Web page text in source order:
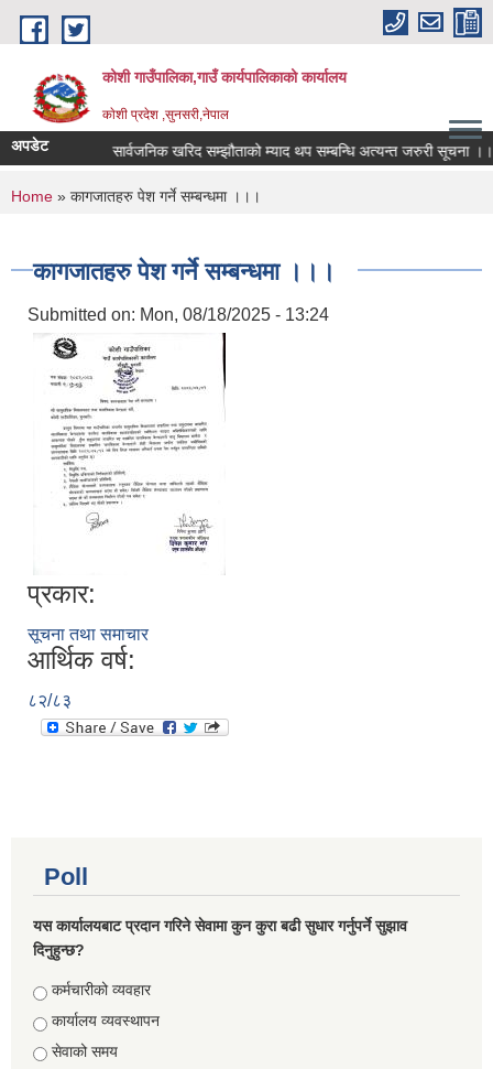
Skip to main content
कोशी गाउँपालिका,गाउँ कार्यपालिकाको कार्यालय
काेशी प्रदेश ,सुनसरी,नेपाल
अपडेट
वक्तव्य सार्वजनिक खरिद सम्झौताको म्याद थप सम्बन्धि अत्यन्त जरुरी सूचना ।।।
You are here
Home » कागजातहरु पेश गर्ने सम्बन्धमा ।।।
कागजातहरु पेश गर्ने सम्बन्धमा ।।।
Submitted on: Mon, 08/18/2025 - 13:24
प्रकार:
सूचना तथा समाचार
आर्थिक वर्ष:
८२/८३
Poll
यस कार्यालयबाट प्रदान गरिने सेवामा कुन कुरा बढी सुधार गर्नुपर्ने सुझाव
दिनुहुन्छ?
Choices
कर्मचारीको व्यवहार
कार्यालय व्यवस्थापन
सेवाको समय